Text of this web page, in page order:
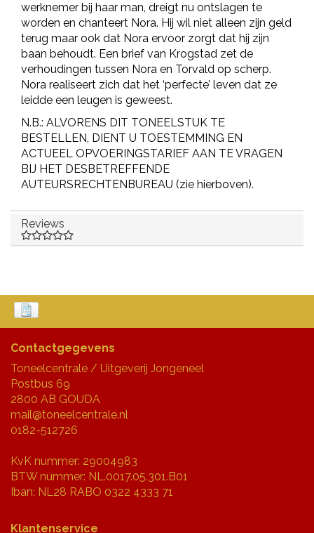
werknemer bij haar man, dreigt nu ontslagen te
worden en chanteert Nora. Hij wil niet alleen zijn geld
terug maar ook dat Nora ervoor zorgt dat hij zijn
baan behoudt. Een brief van Krogstad zet de
verhoudingen tussen Nora en Torvald op scherp.
Nora realiseert zich dat het ‘perfecte’ leven dat ze
leidde een leugen is geweest.
N.B.: ALVORENS DIT TONEELSTUK TE
BESTELLEN, DIENT U TOESTEMMING EN
ACTUEEL OPVOERINGSTARIEF AAN TE VRAGEN
BIJ HET DESBETREFFENDE
AUTEURSRECHTENBUREAU (zie hierboven).
Reviews
Contactgegevens
Toneelcentrale / Uitgeverij Jongeneel
Postbus 69
2800 AB GOUDA
mail@toneelcentrale.nl
0182-512726
KvK nummer: 29004983
BTW nummer: NL.0017.05.301.B01
Iban: NL28 RABO 0322 4333 71
Klantenservice